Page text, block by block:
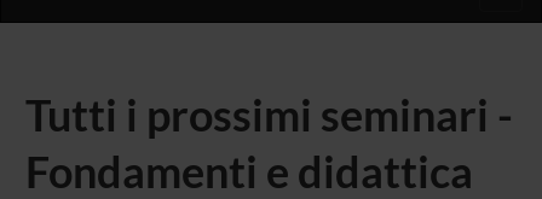
Tutti i prossimi seminari -
Fondamenti e didattica